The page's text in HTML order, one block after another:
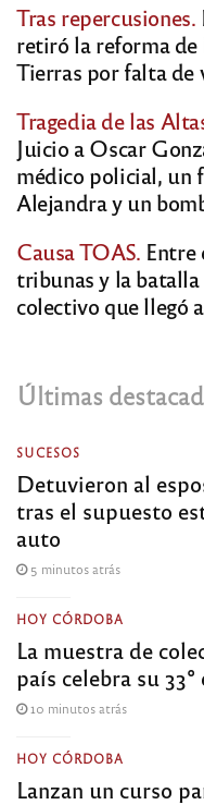
Tras repercusiones.
retiró la reforma de
Tierras por falta de
Tragedia de las
Juicio a Oscar
médico policial, un
Alejandra y un
Causa TOAS. Entre
tribunas y la
colectivo que llegó
Últimas
SUCESOS
Detuvieron al
tras el supuesto
auto
5 minutos atrás
HOY CÓRDOBA
La muestra de
país celebra su
10 minutos atrás
HOY CÓRDOBA
Lanzan un curso